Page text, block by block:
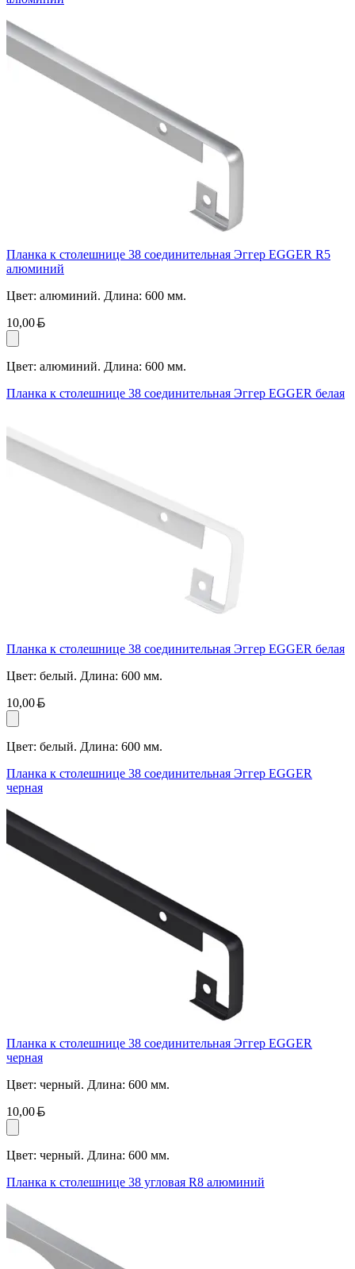
Планка к столешнице 38 соединительная Эггер EGGER R5
алюминий
Цвет: алюминий. Длина: 600 мм.
10,00
Цвет: алюминий. Длина: 600 мм.
Планка к столешнице 38 соединительная Эггер EGGER белая
Планка к столешнице 38 соединительная Эггер EGGER белая
Цвет: белый. Длина: 600 мм.
10,00
Цвет: белый. Длина: 600 мм.
Планка к столешнице 38 соединительная Эггер EGGER
черная
Планка к столешнице 38 соединительная Эггер EGGER
черная
Цвет: черный. Длина: 600 мм.
10,00
Цвет: черный. Длина: 600 мм.
Планка к столешнице 38 угловая R8 алюминий